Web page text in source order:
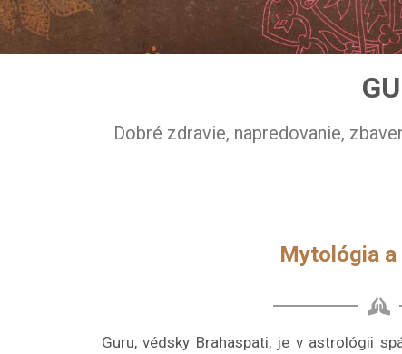
Dobré zdravie, napredovanie,
Mytológia a
Guru, védsky Brahaspati, je v astrológii